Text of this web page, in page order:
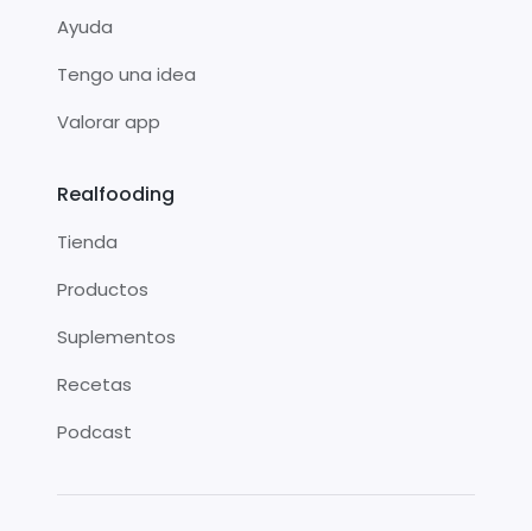
Ayuda
Tengo una idea
Valorar app
Realfooding
Tienda
Productos
Suplementos
Recetas
Podcast